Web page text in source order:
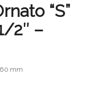
“S”
2″ –
mm